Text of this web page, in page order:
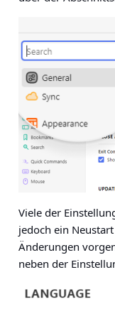
Viele der
jedoch ein
Änderungen
neben der